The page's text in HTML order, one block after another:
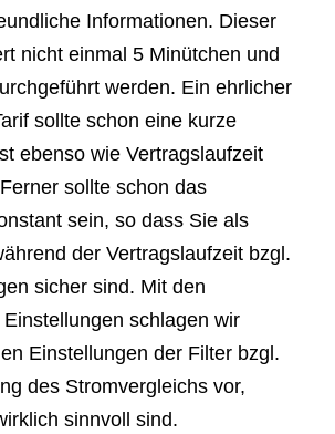
Informationen. Dieser
nicht einmal 5 Minütchen und
werden. Ein ehrlicher
sollte schon eine kurze
ebenso wie Vertragslaufzeit
sollte schon das
sein, so dass Sie als
der Vertragslaufzeit bzgl.
sicher sind. Mit den
schlagen wir
Einstellungen der Filter bzgl.
des Stromvergleichs vor,
sinnvoll sind.